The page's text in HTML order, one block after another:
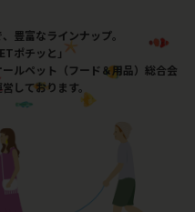
豊富なラインナップ。
ポチッと」
ルペット（フード＆用品）総合会
しております。